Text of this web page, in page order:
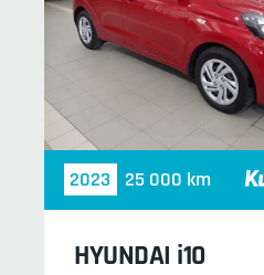
2023 25 000 km
HYUNDAI i10